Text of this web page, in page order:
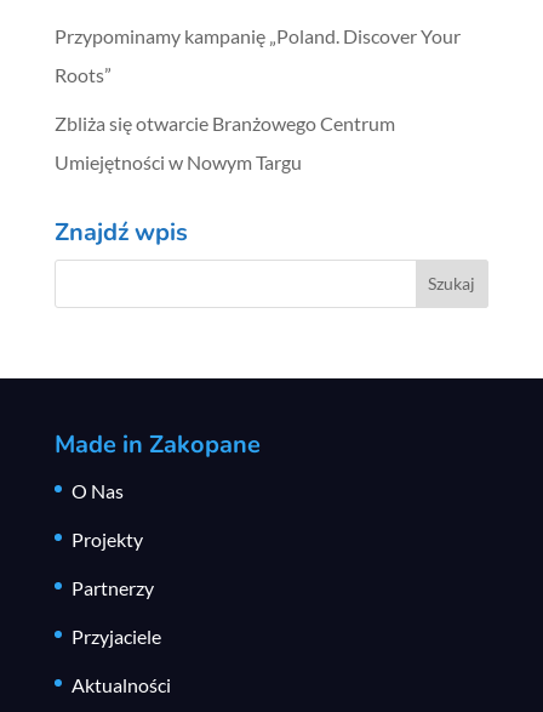
Przypominamy kampanię „Poland. Discover Your
Roots”
Zbliża się otwarcie Branżowego Centrum
Umiejętności w Nowym Targu
Znajdź wpis
Made in Zakopane
O Nas
Projekty
Partnerzy
Przyjaciele
Aktualności